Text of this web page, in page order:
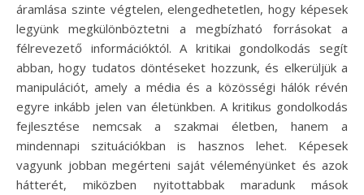
áramlása szinte végtelen, elengedhetetlen, hogy képesek
legyünk megkülönböztetni a megbízható forrásokat a
félrevezető információktól. A kritikai gondolkodás segít
abban, hogy tudatos döntéseket hozzunk, és elkerüljük a
manipulációt, amely a média és a közösségi hálók révén
egyre inkább jelen van életünkben. A kritikus gondolkodás
fejlesztése nemcsak a szakmai életben, hanem a
mindennapi szituációkban is hasznos lehet. Képesek
vagyunk jobban megérteni saját véleményünket és azok
hátterét, miközben nyitottabbak maradunk mások